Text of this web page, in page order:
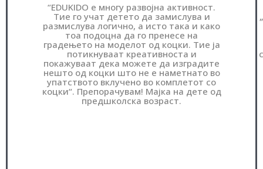
“EDUKIDO е многу развојна активност.
Тие го учат детето да замислува и
размислува логично, а исто така и како
тоа подоцна да го пренесе на
градењето на моделот од коцки. Тие ја
потикнуваат креативноста и
покажуваат дека можете да изградите
нешто од коцки што не е наметнато во
упатството вклучено во комплетот со
коцки“. Препорачувам! Мајка на дете од
предшколска возраст.